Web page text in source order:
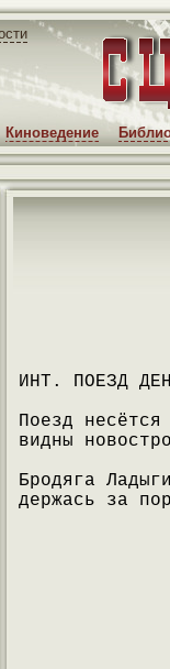
Киноведение
ИНТ. ПОЕЗД
Поезд
видны
Бродяга
держась за